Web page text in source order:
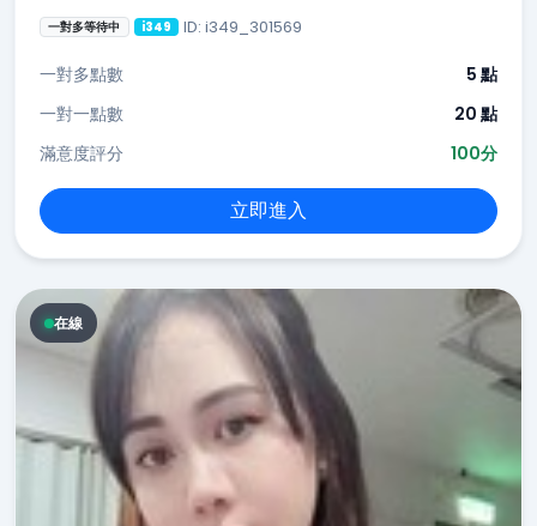
一對多等待中 i349 ID: i349_301569
一對多點數
5 點
一對一點數
20 點
滿意度評分
100分
立即進入
在線